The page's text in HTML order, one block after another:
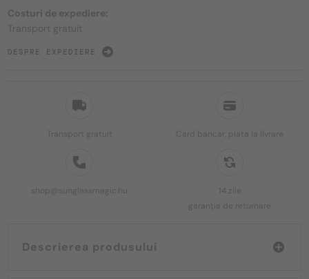
Transport gratuit Card bancar, plata la livrare
shop@sunglassmagic.hu
14 zile
garanție de returnare
Descrierea produsului
Costuri de expediere:
Transport gratuit
DESPRE EXPEDIERE